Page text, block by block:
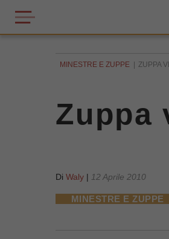
MINESTRE E ZUPPE ZUPPA
Zuppa
Di Waly | 12 Aprile 2010
MINESTRE E ZUPPE